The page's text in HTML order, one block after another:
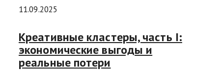
11.09.2025
Креативные кластеры, часть I:
экономические выгоды и
реальные потери